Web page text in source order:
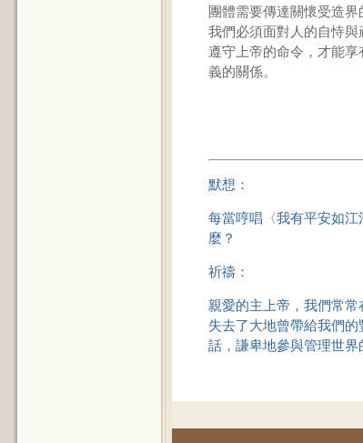
團體需要傳達關懷受造
我們必須面對人的自恃
遵守上帝的命令，才能
義的關係。
默想：
每當哼唱〈我有平安如
麼？
祈禱：
親愛的主上帝，我們常
失去了大地曾帶給我們
話，謙卑地參與管理世界